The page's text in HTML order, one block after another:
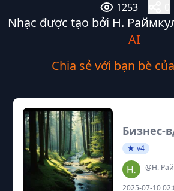
1253
Nhạc được tạo bởi Н.
AI
Chia sẻ với bạn bè
Бизнес-
v4
@Н.
2025-07-10